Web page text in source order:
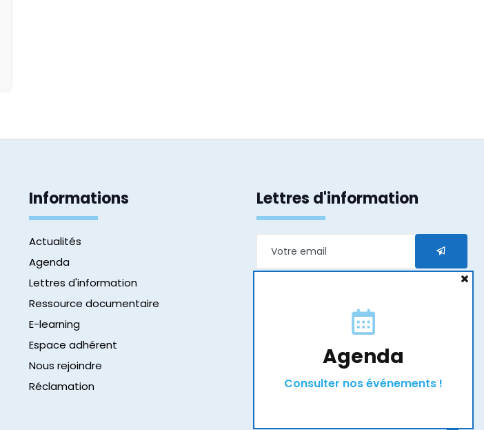
Informations
Actualités
Agenda
Lettres d'information
Ressource documentaire
E-learning
Espace adhérent
Nous rejoindre
Réclamation
Lettres d'information
En transmettant mon e-mail j’accepte que les
cadre de ma demande et de la relation qui peut
Agenda
Consulter nos événements !